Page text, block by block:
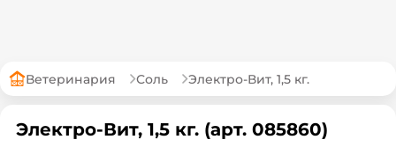
Ветеринария Соль Электро-Вит, 1,5 кг.
Электро-Вит, 1,5 кг. (арт. 085860)